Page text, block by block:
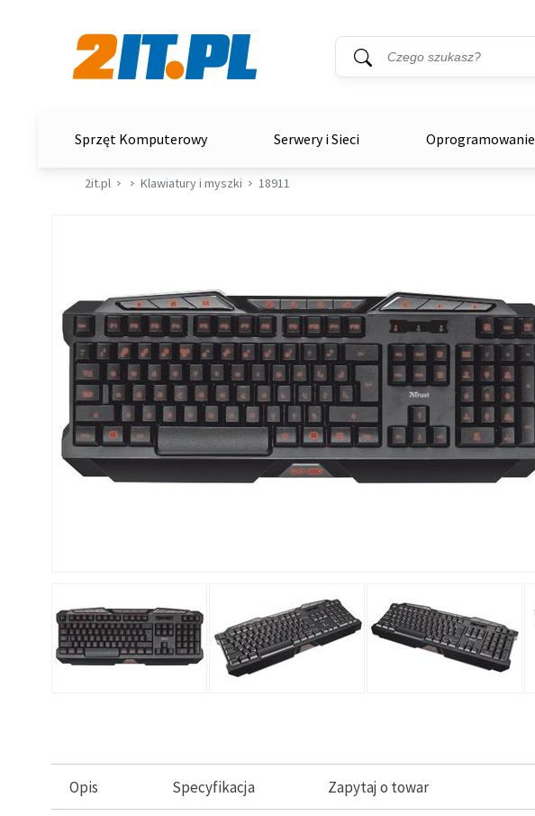
Wyszukiwarka
Słowo kluczowe
Sprzęt Komputerowy Serwery i Sieci Oprogramowanie
2it.pl Klawiatury i myszki 18911
Opis Specyfikacja Zapytaj o towar